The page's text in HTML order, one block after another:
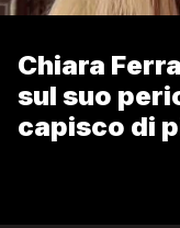
Chiara
sul suo
capisco di